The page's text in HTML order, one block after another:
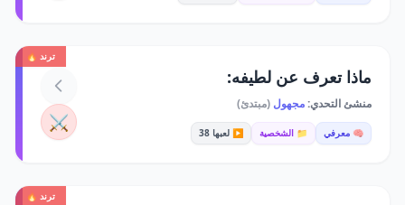
ترند 🔥
ماذا تعرف عن لطيفه:
منشئ التحدي:مجهول (مبتدئ)
🧠 معرفي 📁 الشخصية ▶️ لعبها 38 ⚔️
ترند 🔥